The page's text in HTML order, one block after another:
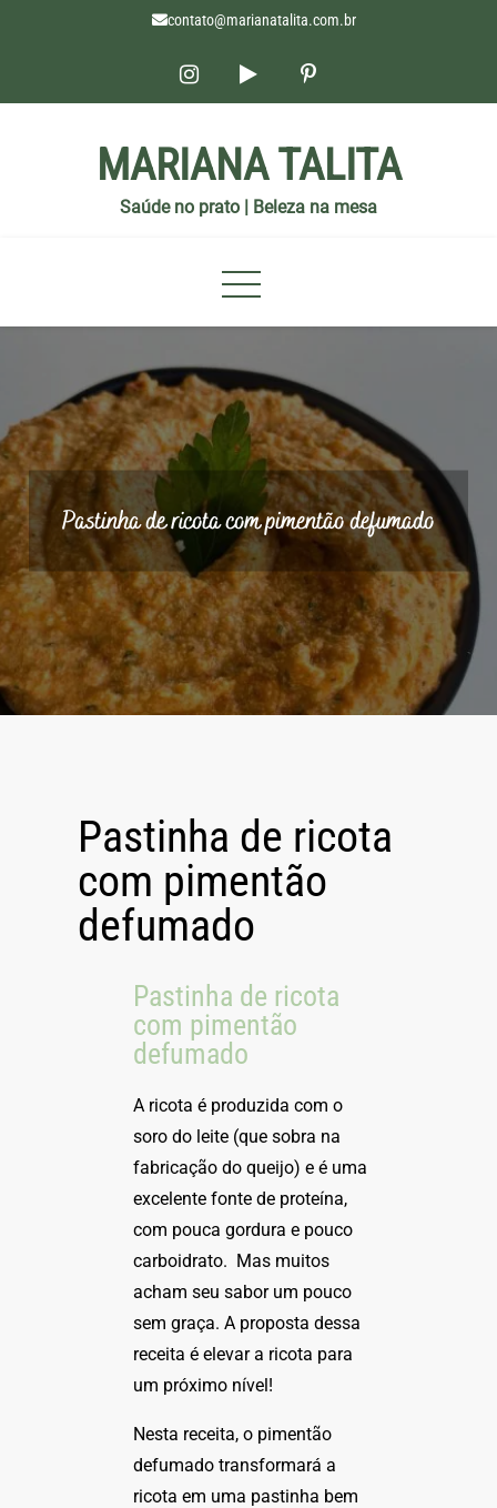
contato@marianatalita.com.br
MARIANA TALITA
Saúde no prato | Beleza na mesa
Pastinha de ricota com pimentão defumado
Pastinha de ricota
com pimentão
defumado
Pastinha de ricota
com pimentão
defumado
A ricota é produzida com o
soro do leite (que sobra na
fabricação do queijo) e é uma
excelente fonte de proteína,
com pouca gordura e pouco
carboidrato. Mas muitos
acham seu sabor um pouco
sem graça. A proposta dessa
receita é elevar a ricota para
um próximo nível!
Nesta receita, o pimentão
defumado transformará a
ricota em uma pastinha bem